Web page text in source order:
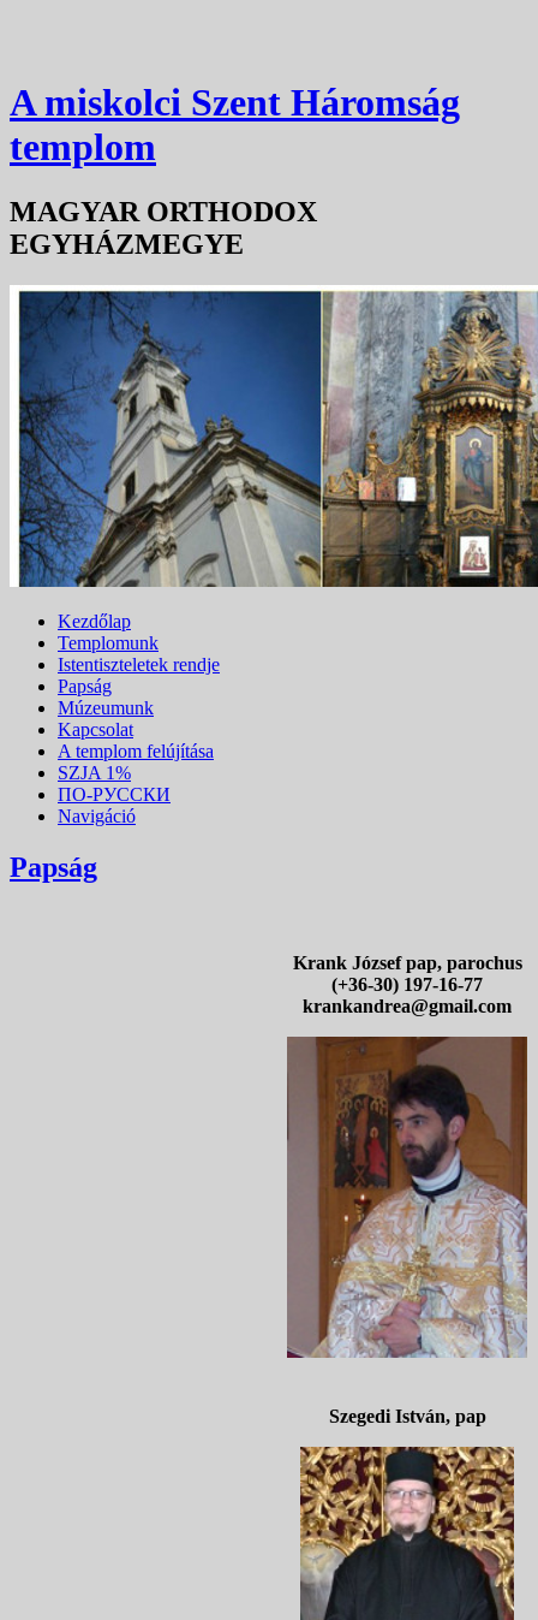
A miskolci Szent Háromság
templom
MAGYAR ORTHODOX
EGYHÁZMEGYE
Kezdőlap
Templomunk
Istentiszteletek rendje
Papság
Múzeumunk
Kapcsolat
A templom felújítása
SZJA 1%
ПО-РУССКИ
Navigáció
Papság
Krank József pap, parochus
(+36-30) 197-16-77
krankandrea@gmail.com
Szegedi István, pap